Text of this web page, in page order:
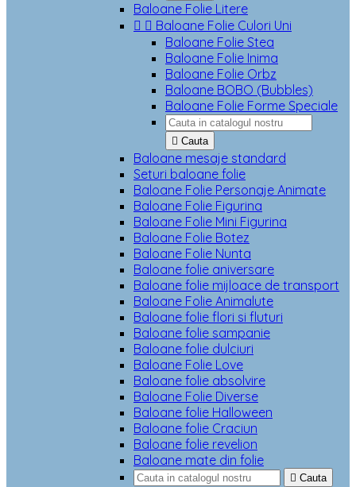
Baloane Folie Litere
  Baloane Folie Culori Uni
Baloane Folie Stea
Baloane Folie Inima
Baloane Folie Orbz
Baloane BOBO (Bubbles)
Baloane Folie Forme Speciale
 Cauta
Baloane mesaje standard
Seturi baloane folie
Baloane Folie Personaje Animate
Baloane Folie Figurina
Baloane Folie Mini Figurina
Baloane Folie Botez
Baloane Folie Nunta
Baloane folie aniversare
Baloane folie mijloace de transport
Baloane Folie Animalute
Baloane folie flori si fluturi
Baloane folie sampanie
Baloane folie dulciuri
Baloane Folie Love
Baloane folie absolvire
Baloane Folie Diverse
Baloane folie Halloween
Baloane folie Craciun
Baloane folie revelion
Baloane mate din folie
 Cauta